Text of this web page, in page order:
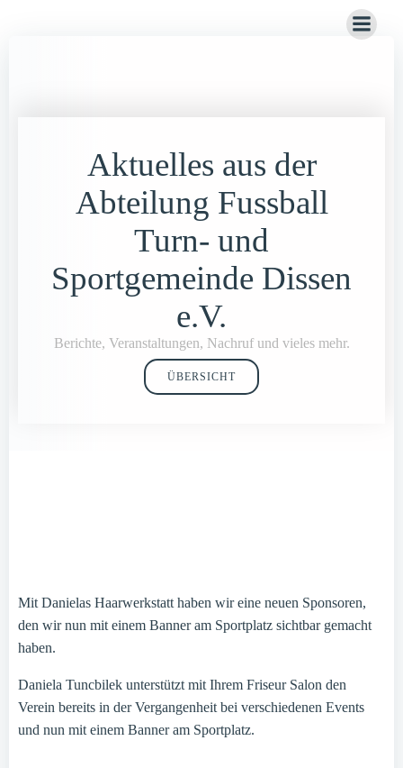
Aktuelles aus der
Abteilung Fussball
Turn- und
Sportgemeinde Dissen
e.V.
Berichte, Veranstaltungen, Nachruf und vieles mehr.
ÜBERSICHT
Mit Danielas Haarwerkstatt haben wir eine neuen Sponsoren,
den wir nun mit einem Banner am Sportplatz sichtbar gemacht
haben.
Daniela Tuncbilek unterstützt mit Ihrem Friseur Salon den
Verein bereits in der Vergangenheit bei verschiedenen Events
und nun mit einem Banner am Sportplatz.